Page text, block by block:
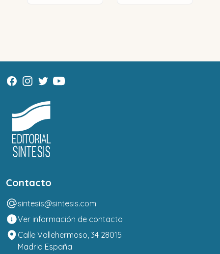
Contacto
sintesis@sintesis.com
Ver información de contacto
Calle Vallehermoso, 34 28015
Madrid España